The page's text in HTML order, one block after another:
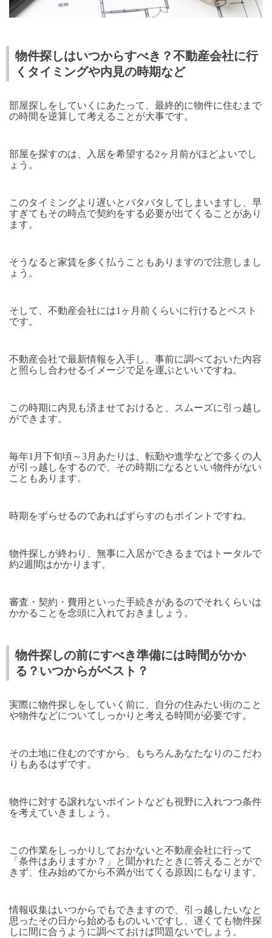
物件探しはいつからすべき？不動産会社に行
くタイミングや内見の時期など
部屋探しをしていくにあたって、最終的に物件に住むまで
の時間を逆算して考えることが大事です。
部屋を探すのは、入居を希望する2ヶ月前がほどよいでし
ょう。
このタイミングより遅いとバタバタしてしまいますし、早
すぎてもその時点で契約をする必要が出てくることがあり
ます。
そうなると家賃を多く払うこともありますので注意しまし
ょう。
そして、不動産会社には1ヶ月前くらいに行けるとベスト
です。
不動産会社で最新情報を入手し、事前に調べておいた内容
と照らし合わせるイメージで足を運ぶといいですね。
この時期に内見も済ませておけると、スムーズに引っ越し
ができます。
毎年1月下旬頃～3月あたりは、転勤や進学などで多くの人
が引っ越しをするので、その時期になるといい物件がない
こともあります。
時期をずらせるのであればずらすのもポイントですね。
物件探しが終わり、無事に入居ができるまではトータルで
約2週間はかかります。
審査・契約・費用といった手続きがあるのでそれくらいは
かかることを念頭に入れておきましょう。
物件探しの前にすべき準備には時間がかか
る？いつからがベスト？
実際に物件探しをしていく前に、自分の住みたい街のこと
や物件などについてしっかりと考える時間が必要です。
その土地に住むのですから、もちろんあなたなりのこだわ
りもあるはずです。
物件に対する譲れないポイントなども視野に入れつつ条件
を考えていきましょう。
この作業をしっかりしておかないと不動産会社に行って
「条件はありますか？」と聞かれたときに答えることがで
きず、住み始めてから不満が出てくる原因にもなります。
情報収集はいつからでもできますので、引っ越したいなと
思ったその日から始めるものいいですし、遅くても物件探
しに間に合うように調べておけば問題ないでしょう。